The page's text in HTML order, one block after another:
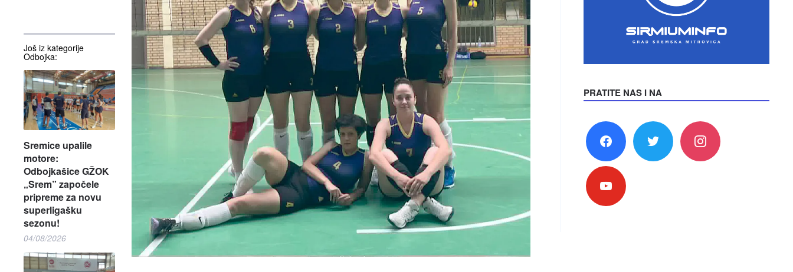
Još iz kategorije
Odbojka:
Sremice upalile
motore:
Odbojkašice GŽOK
„Srem” započele
pripreme za novu
superligašku
sezonu!
04/08/2026
PRATITE NAS I NA
facebook twitter instagram
youtube